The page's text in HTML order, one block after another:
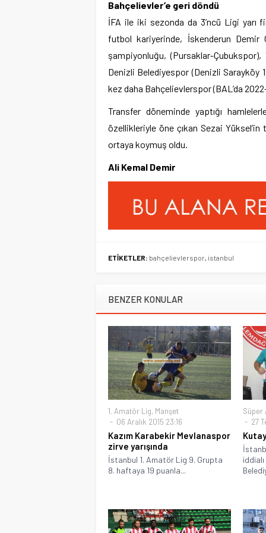
Bahçelievler’e geri döndü
İFA ile iki sezonda da 3’ncü Ligi yarı
futbol kariyerinde, İskenderun
şampiyonluğu, (Pursaklar-
Denizli Belediyespor (Denizli Sarayköy
kez daha Bahçelievlerspor (BAL’da
Transfer döneminde yaptığı
özellikleriyle öne çıkan Sezai
ortaya koymuş oldu.
Ali Kemal Demir
ETİKETLER: bahçelievlerspor, istanbul
BENZER KONULAR
1. Amatör Lig, Manşet
06 Aralık 2015 23:16
Kazım Karabekir Mevlanaspor
zirve yarışında
İstanbul 1. Amatör Lig 9. Grupta
8. haftaya 19 puanla...
Süper
27